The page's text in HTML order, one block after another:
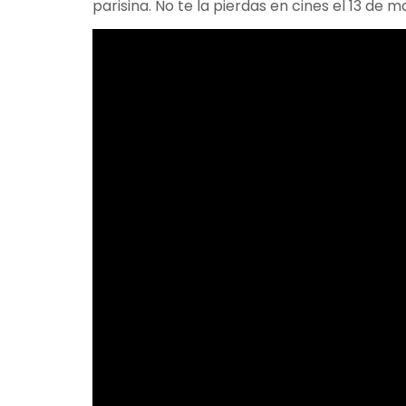
parisina. No te la pierdas en cines el 13 de